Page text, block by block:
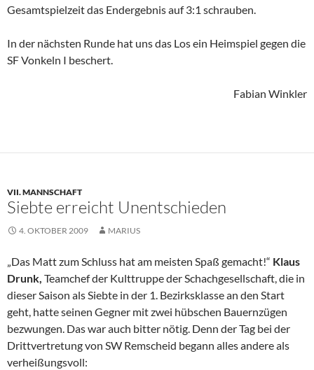
Gesamtspielzeit das Endergebnis auf 3:1 schrauben.
In der nächsten Runde hat uns das Los ein Heimspiel gegen die
SF Vonkeln I beschert.
Fabian Winkler
VII. MANNSCHAFT
Siebte erreicht Unentschieden
4. OKTOBER 2009 MARIUS
„Das Matt zum Schluss hat am meisten Spaß gemacht!“ Klaus
Drunk, Teamchef der Kulttruppe der Schachgesellschaft, die in
dieser Saison als Siebte in der 1. Bezirksklasse an den Start
geht, hatte seinen Gegner mit zwei hübschen Bauernzügen
bezwungen. Das war auch bitter nötig. Denn der Tag bei der
Drittvertretung von SW Remscheid begann alles andere als
verheißungsvoll: